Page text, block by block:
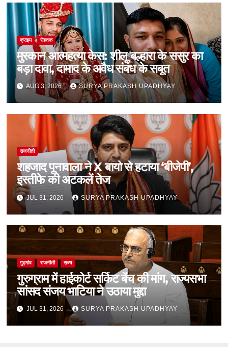
क्राइम रोहतक
मुस्कान आत्महत्या केस: शीलू बल्हारा के ससुर का
बड़ा दावा, दामाद के अवैध संबंध के सबूत
AUG 3, 2026 SURYA PRAKASH UPADHYAY
राजनीती
शहजाद पूनावाला ने X बायो से हटाया ‘बीजेपी’,
इस्तीफे की अटकलें तेज
JUL 31, 2026 SURYA PRAKASH UPADHYAY
गुड़गांव राजनीती राज्य
गुरुग्राम में हाईकोर्ट सर्किट बेंच की मांग, राज्यसभा
सांसद संजय भाटिया ने उठाया मुद्दा
JUL 31, 2026 SURYA PRAKASH UPADHYAY